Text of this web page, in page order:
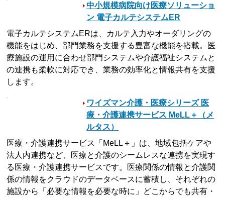
中小規模病院向け医療ソリューショ
ン 電子カルテシステムER
電子カルテシステムERは、カルテ入力やオーダリングの
機能をはじめ、部門業務を支援する豊富な機能を搭載。医
療施設の運用に合わせ部門システムや介護福祉システムと
の連携も柔軟に対応でき、業務の効率化と情報共有を支援
します。
ワイズマン介護・医療シリーズ 医
療・介護連携サービス MeLL＋（メ
ルタス）
医療・介護連携サービス「MeLL＋」は、地域包括ケアや
法人内連携など、医療と介護のシームレスな連携を実現す
る医療・介護連携サービスです。医療関係の情報と介護関
係の情報をクラウドのデータベースに蓄積し、それぞれの
施設から「必要な情報を必要な時に」どこからでも共有・